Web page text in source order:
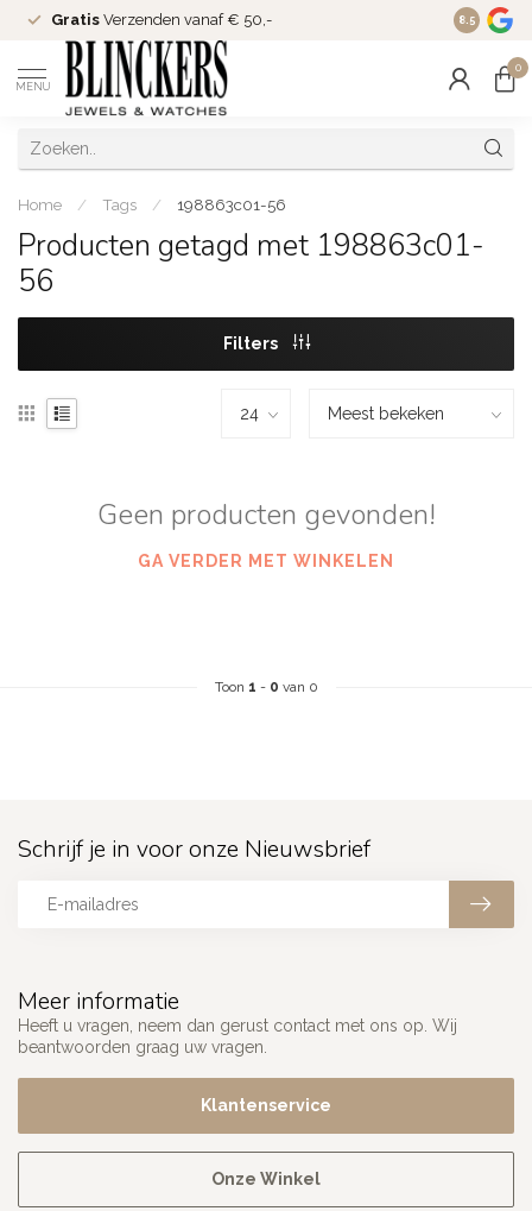
Gratis Verzenden vanaf € 50,- Since
8.5
MENU
0
Home / Tags / 198863c01-56
Producten getagd met 198863c01-
56
Filters
Geen producten gevonden!
GA VERDER MET WINKELEN
Toon 1 - 0 van 0
Meer informatie
Heeft u vragen, neem dan gerust contact met ons op. Wij
beantwoorden graag uw vragen.
Klantenservice
Onze Winkel
Schrijf je in voor onze Nieuwsbrief